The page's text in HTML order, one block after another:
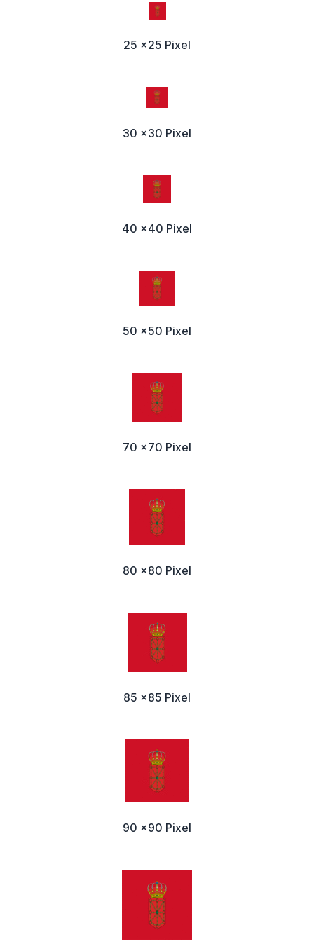
25 x25 Pixel
30 x30 Pixel
40 x40 Pixel
50 x50 Pixel
70 x70 Pixel
80 x80 Pixel
85 x85 Pixel
90 x90 Pixel